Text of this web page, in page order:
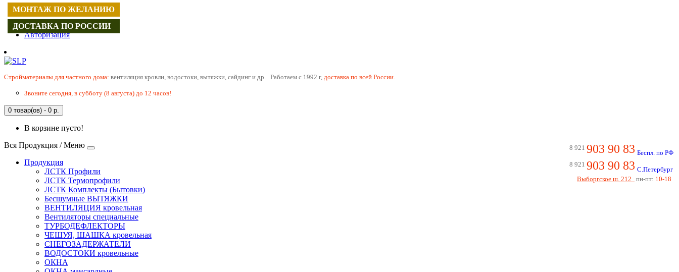
Регистрация
Авторизация
Cтройматериалы для частного дома: вентиляция кровли, водостоки, вытяжки, сайдинг и др. Работаем с 1992 г, доставка по всей России.
Звоните сегодня, в субботу (8 августа) до 12 часов!
0 товар(ов) - 0 р.
В корзине пусто!
8 921 903 90 83 Беспл. по РФ
8 921 903 90 83 С.Петербург
Выборгское ш. 212
пн-пт: 10-18
Вся Продукция / Меню
Продукция
ЛСТК Профили
ЛСТК Термопрофили
ЛСТК Комплекты (Бытовки)
Бесшумные ВЫТЯЖКИ
ВЕНТИЛЯЦИЯ кровельная
Вентиляторы специальные
ТУРБОДЕФЛЕКТОРЫ
ЧЕШУЯ, ШАШКА кровельная
СНЕГОЗАДЕРЖАТЕЛИ
ВОДОСТОКИ кровельные
ОКНА
МОНТАЖ ПО ЖЕЛАНИЮ
ДОСТАВКА ПО РОССИИ